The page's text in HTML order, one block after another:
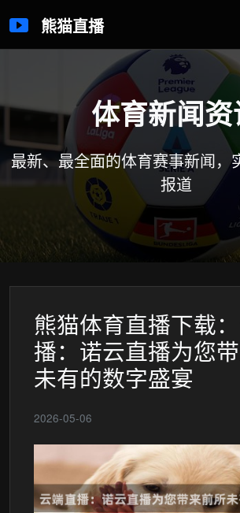
熊猫直播
体育新闻
最新、最全面的体育赛事新闻，
报道
熊猫体育直播下载
播：诺云直播为您
未有的数字盛宴
2026-05-06